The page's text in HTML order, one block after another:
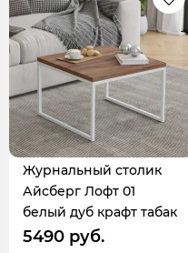
Журнальный столик
Айсберг Лофт 01
белый дуб крафт табак
5490 руб.